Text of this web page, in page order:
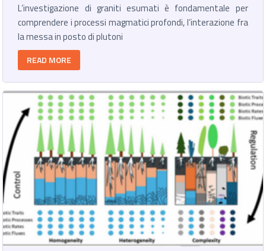
L’investigazione di graniti esumati è fondamentale per
comprendere i processi magmatici profondi, l’interazione fra
la messa in posto di plutoni
READ MORE